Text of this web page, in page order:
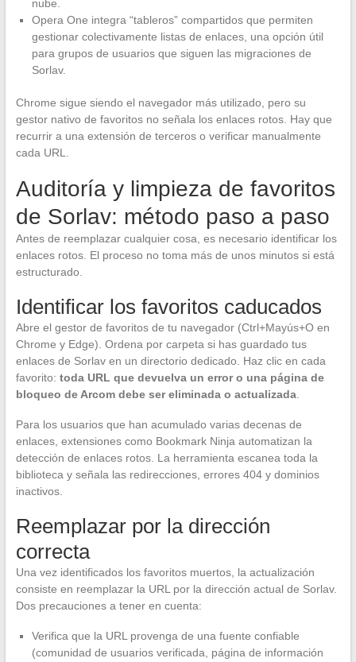
nube.
Opera One integra “tableros” compartidos que permiten
gestionar colectivamente listas de enlaces, una opción útil
para grupos de usuarios que siguen las migraciones de
Sorlav.
Chrome sigue siendo el navegador más utilizado, pero su
gestor nativo de favoritos no señala los enlaces rotos. Hay que
recurrir a una extensión de terceros o verificar manualmente
cada URL.
Auditoría y limpieza de favoritos
de Sorlav: método paso a paso
Antes de reemplazar cualquier cosa, es necesario identificar los
enlaces rotos. El proceso no toma más de unos minutos si está
estructurado.
Identificar los favoritos caducados
Abre el gestor de favoritos de tu navegador (Ctrl+Mayús+O en
Chrome y Edge). Ordena por carpeta si has guardado tus
enlaces de Sorlav en un directorio dedicado. Haz clic en cada
favorito: toda URL que devuelva un error o una página de
bloqueo de Arcom debe ser eliminada o actualizada.
Para los usuarios que han acumulado varias decenas de
enlaces, extensiones como Bookmark Ninja automatizan la
detección de enlaces rotos. La herramienta escanea toda la
biblioteca y señala las redirecciones, errores 404 y dominios
inactivos.
Reemplazar por la dirección
correcta
Una vez identificados los favoritos muertos, la actualización
consiste en reemplazar la URL por la dirección actual de Sorlav.
Dos precauciones a tener en cuenta:
Verifica que la URL provenga de una fuente confiable
(comunidad de usuarios verificada, página de información